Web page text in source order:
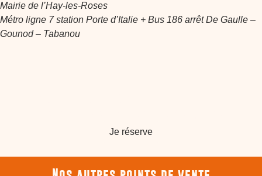
Mairie de l’Hay-les-Roses
Métro ligne 7 station Porte d’Italie + Bus 186 arrêt De Gaulle –
Gounod – Tabanou
Je réserve